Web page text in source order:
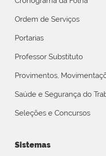
Ordem de Serviços
Portarias
Professor Substituto
Provimentos,
Saúde e Segurança do
Seleções e Concursos
Sistemas